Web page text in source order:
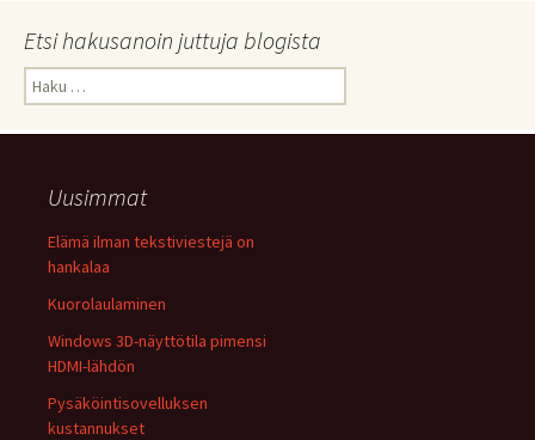
Etsi hakusanoin juttuja blogista
Haku:
Uusimmat
Elämä ilman tekstiviestejä on
hankalaa
Kuorolaulaminen
Windows 3D-näyttötila pimensi
HDMI-lähdön
Pysäköintisovelluksen
kustannukset